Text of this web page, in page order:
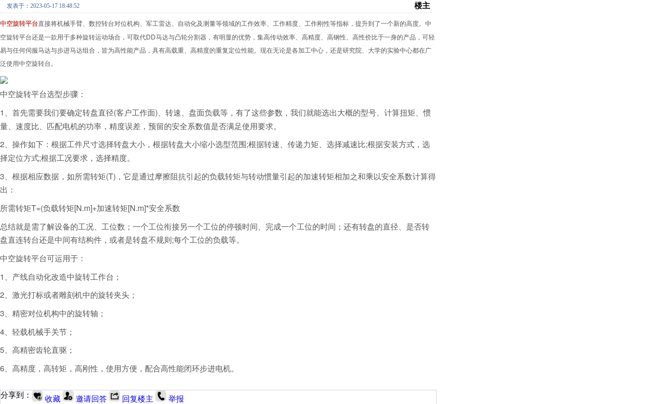
发表于：2023-05-17 18:48:52 楼主
中空旋转平台直接将机械手臂、数控转台对位机构、军工雷达、自动化及测量等领域的工作效率、工作精度、工作刚性等指标，提升到了一个新的高度。中
空旋转平台还是一款用于多种旋转运动场合，可取代DD马达与凸轮分割器，有明显的优势，集高传动效率、高精度、高钢性、高性价比于一身的产品，可轻
易与任何伺服马达与步进马达组合，皆为高性能产品，具有高载重、高精度的重复定位性能。现在无论是各加工中心，还是研究院、大学的实验中心都在广
泛使用中空旋转台。
中空旋转平台选型步骤：
1、首先需要我们要确定转盘直径(客户工作面)、转速、盘面负载等，有了这些参数，我们就能选出大概的型号、计算扭矩、惯
量、速度比、匹配电机的功率，精度误差，预留的安全系数值是否满足使用要求。
2、操作如下：根据工件尺寸选择转盘大小，根据转盘大小缩小选型范围;根据转速、传递力矩、选择减速比;根据安装方式，选
择定位方式;根据工况要求，选择精度。
3、根据相应数据，如所需转矩(T)，它是通过摩擦阻抗引起的负载转矩与转动惯量引起的加速转矩相加之和乘以安全系数计算得
出：
所需转矩T=(负载转矩[N.m]+加速转矩[N.m]*安全系数
总结就是需了解设备的工况、工位数；一个工位衔接另一个工位的停顿时间、完成一个工位的时间；还有转盘的直径、是否转
盘直连转台还是中间有结构件，或者是转盘不规则;每个工位的负载等。
中空旋转平台可运用于：
1、产线自动化改造中旋转工作台；
2、激光打标或者雕刻机中的旋转夹头；
3、精密对位机构中的旋转轴；
4、轻载机械手关节；
5、高精密齿轮直驱；
6、高精度，高转矩，高刚性，使用方便，配合高性能闭环步进电机。
分享到： 收藏 邀请回答 回复楼主 举报